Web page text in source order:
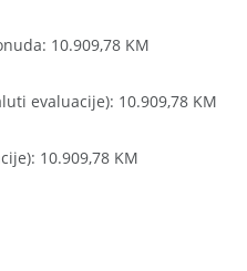
10.909,78 KM
evaluacije): 10.909,78 KM
10.909,78 KM